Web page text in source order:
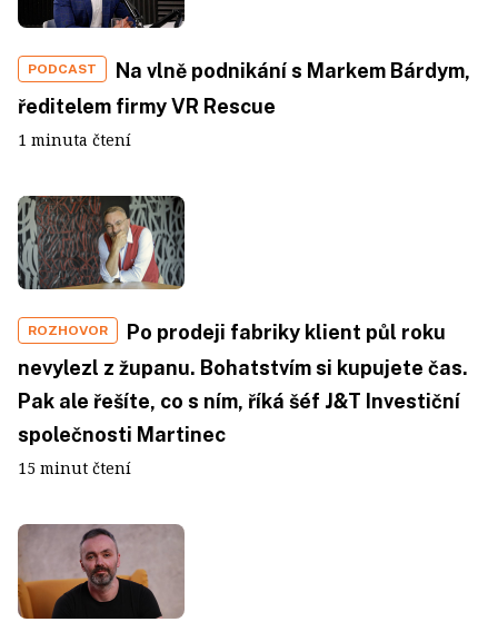
PODCAST
Na vlně podnikání s Markem Bárdym,
ředitelem firmy VR Rescue
1 minuta čtení
ROZHOVOR
Po prodeji fabriky klient půl roku
nevylezl z županu. Bohatstvím si kupujete čas.
Pak ale řešíte, co s ním, říká šéf J&T Investiční
společnosti Martinec
15 minut čtení